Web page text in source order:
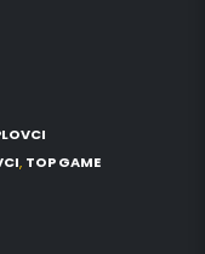
, TOP GAME